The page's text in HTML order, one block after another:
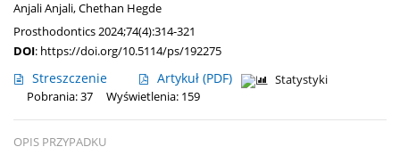
Anjali Anjali,Chethan Hegde
Prosthodontics 2024;74(4):314-321
DOI: https://doi.org/10.5114/ps/192275
Streszczenie Artykuł (PDF)
Statystyki
Pobrania: 37
Wyświetlenia: 159
OPIS PRZYPADKU